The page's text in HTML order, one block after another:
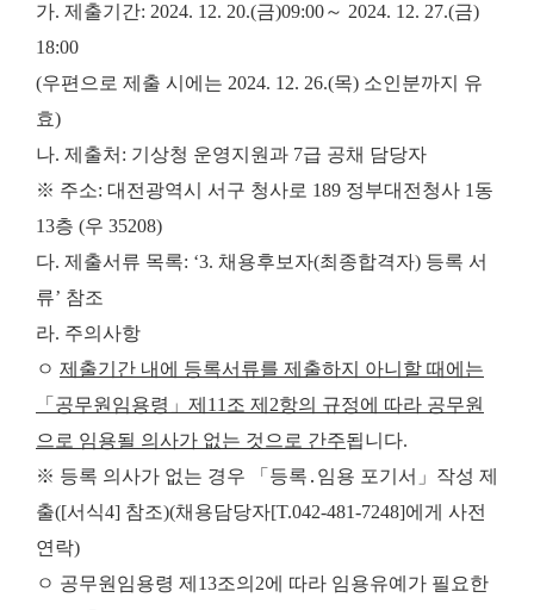
가. 제출기간: 2024. 12. 20.(금)09:00～ 2024. 12. 27.(금)
18:00
(우편으로 제출 시에는 2024. 12. 26.(목) 소인분까지 유
효)
나. 제출처: 기상청 운영지원과 7급 공채 담당자
※ 주소: 대전광역시 서구 청사로 189 정부대전청사 1동
13층 (우 35208)
다. 제출서류 목록: ‘3. 채용후보자(최종합격자) 등록 서
류’ 참조
라. 주의사항
ㅇ 제출기간 내에 등록서류를 제출하지 아니할 때에는
「공무원임용령」제11조 제2항의 규정에 따라 공무원
으로 임용될 의사가 없는 것으로 간주됩니다.
※ 등록 의사가 없는 경우 「등록․임용 포기서」작성 제
출([서식4] 참조)(채용담당자[T.042-481-7248]에게 사전
연락)
ㅇ 공무원임용령 제13조의2에 따라 임용유예가 필요한